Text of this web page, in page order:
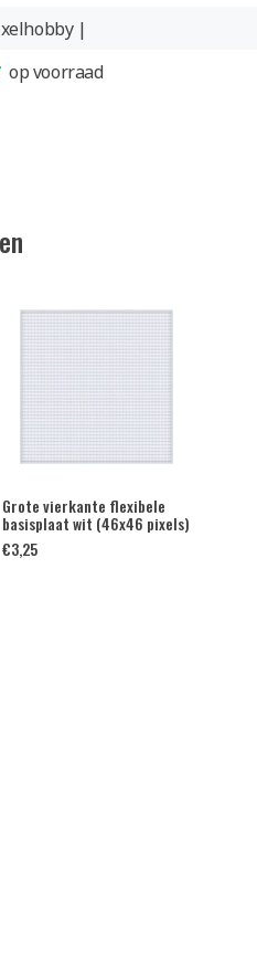
|
op voorraad
Grote vierkante flexibele
basisplaat wit (46x46 pixels)
€3,25